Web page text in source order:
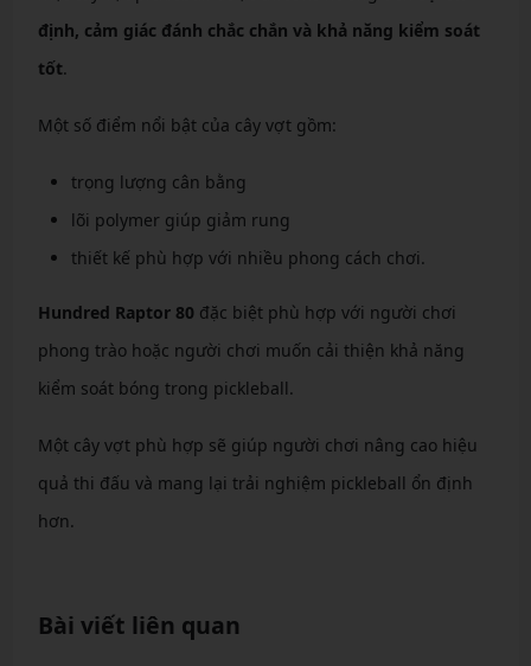
định, cảm giác đánh chắc chắn và khả năng kiểm soát
tốt.
Một số điểm nổi bật của cây vợt gồm:
trọng lượng cân bằng
lõi polymer giúp giảm rung
thiết kế phù hợp với nhiều phong cách chơi.
Hundred Raptor 80 đặc biệt phù hợp với người chơi
phong trào hoặc người chơi muốn cải thiện khả năng
kiểm soát bóng trong pickleball.
Một cây vợt phù hợp sẽ giúp người chơi nâng cao hiệu
quả thi đấu và mang lại trải nghiệm pickleball ổn định
hơn.
Bài viết liên quan